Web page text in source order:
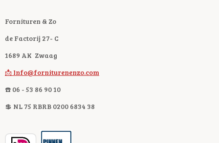
Fornituren & Zo
de Factorij 27- C
1689 AK Zwaag
📩 Info@forniturenenzo.com
☎️ 06 - 53 86 90 10
💲 NL 75 RBRB 0200 6834 38